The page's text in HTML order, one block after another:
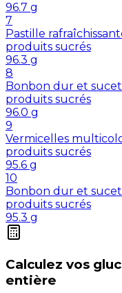
96.7 g
7
Pastille
produits sucrés
96.3 g
8
Bonbon dur et
produits sucrés
96.0 g
9
Vermicelles
produits sucrés
95.6 g
10
Bonbon dur et
produits sucrés
95.3 g
Calculez vos
entière